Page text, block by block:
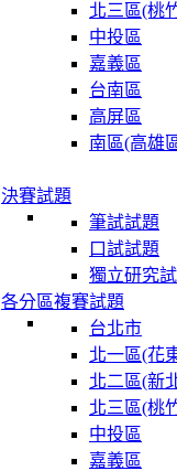
北三區(桃
中投區
嘉義區
台南區
高屏區
南區(高雄
決賽試題
筆試試題
口試試題
獨立研究
各分區複賽試題
台北市
北一區(花
北二區(新
北三區(桃
中投區
嘉義區